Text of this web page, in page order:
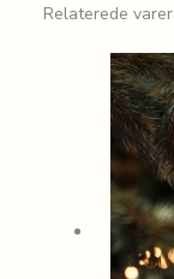
Relaterede varer